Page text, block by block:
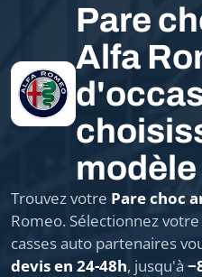
Pare
Alfa
modèle
Trouvez votre Pare choc
Romeo. Sélectionnez
casses auto partenaires
devis en 24-48h, jusqu'à